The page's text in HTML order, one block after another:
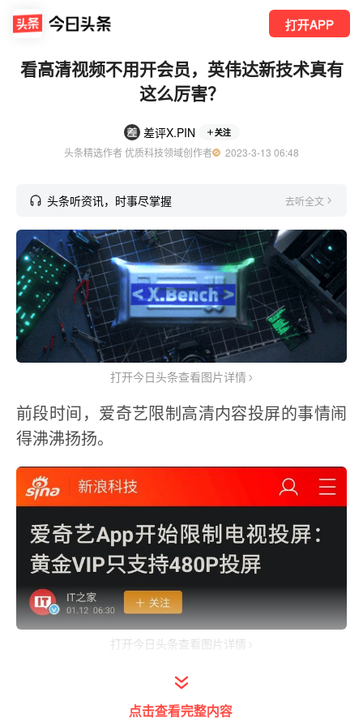
打开APP
看高清视频不用开会员，英伟达新技术真有
这么厉害？
差评X.PIN 关注
头条精选作者 优质科技领域创作者
  2023-3-13 06:48
头条听资讯，时事尽掌握 去听全文
打开今日头条查看图片详情
前段时间，爱奇艺限制高清内容投屏的事情闹
得沸沸扬扬。
打开今日头条查看图片详情
最后在高强度的舆论压力下，爱奇艺还
是。。。退了一步？点击查看完整内容